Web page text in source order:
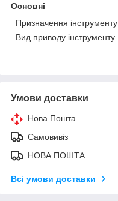
Основні
Призначення інструменту
Вид приводу інструменту
Умови доставки
Нова Пошта
Самовивіз
НОВА ПОШТА
Всі умови доставки